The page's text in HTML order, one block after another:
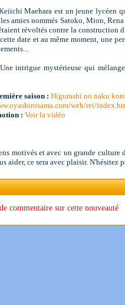
Maehara est un jeune lycéen
amies nommés Satoko, Mion,
révoltés contre la construction
date et au même moment, une
Une intrigue mystérieuse qui
saison : Higurashi no naku
web/rei/
: Voir la vidéo
motivés et avec un grande
aider, ce sera avec plaisir. N'hésitez
commentaire sur cette nouveauté